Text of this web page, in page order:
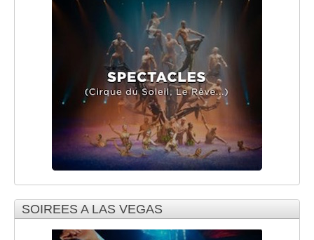
SOIREES A LAS VEGAS